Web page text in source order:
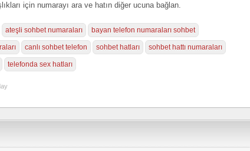
için numarayı ara ve hatın diğer ucuna bağlan.
ateşli sohbet numaraları bayan telefon numaraları sohbet
canlı sohbet telefon sohbet hatları sohbet hattı numaraları
telefonda sex hatları